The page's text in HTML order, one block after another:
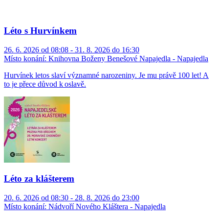
Léto s Hurvínkem
26. 6. 2026 od 08:08 - 31. 8. 2026 do 16:30
Místo konání: Knihovna Boženy Benešové Napajedla - Napajedla
Hurvínek letos slaví významné narozeniny. Je mu právě 100 let! A
to je přece důvod k oslavě.
Léto za klášterem
20. 6. 2026 od 08:30 - 28. 8. 2026 do 23:00
Místo konání: Nádvoří Nového Kláštera - Napajedla